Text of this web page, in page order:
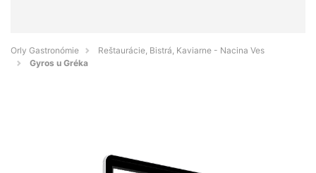
Orly Gastronómie
Reštaurácie, Bistrá, Kaviarne - Nacina Ves
Gyros u Gréka